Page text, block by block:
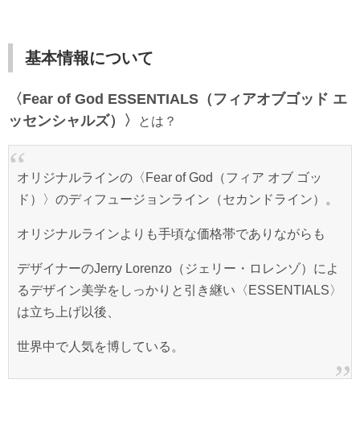
基本情報について
〈Fear of God ESSENTIALS（フィアオブゴッド エ
ッセンシャルズ）〉
とは？
オリジナルラインの〈Fear of God（フィア オブ ゴッ
ド）〉のディフュージョンライン（セカンドライン）。
オリジナルラインよりも手頃な価格帯でありながらも
デザイナーのJerry Lorenzo（ジェリー・ロレンゾ）によ
るデザイン美学をしっかりと引き継い〈ESSENTIALS〉
は立ち上げ以後、
世界中で人気を博している。